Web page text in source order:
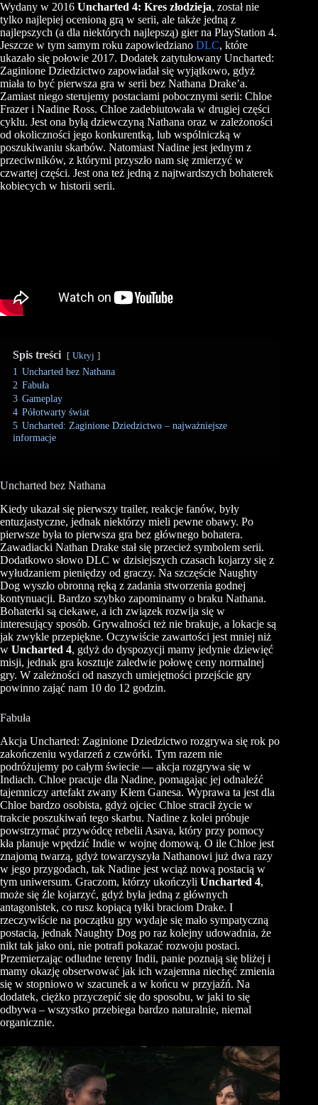
Wydany w 2016 Uncharted 4: Kres złodzieja, został nie
tylko najlepiej ocenioną grą w serii, ale także jedną z
najlepszych (a dla niektórych najlepszą) gier na PlayStation 4.
Jeszcze w tym samym roku zapowiedziano DLC, które
ukazało się połowie 2017. Dodatek zatytułowany Uncharted:
Zaginione Dziedzictwo zapowiadał się wyjątkowo, gdyż
miała to być pierwsza gra w serii bez Nathana Drake’a.
Zamiast niego sterujemy postaciami pobocznymi serii: Chloe
Frazer i Nadine Ross. Chloe zadebiutowała w drugiej części
cyklu. Jest ona byłą dziewczyną Nathana oraz w zależoności
od okoliczności jego konkurentką, lub wspólniczką w
poszukiwaniu skarbów. Natomiast Nadine jest jednym z
przeciwników, z którymi przyszło nam się zmierzyć w
czwartej części. Jest ona też jedną z najtwardszych bohaterek
kobiecych w historii serii.
Spis treści Ukryj
1 Uncharted bez Nathana
2 Fabuła
3 Gameplay
4 Półotwarty świat
5 Uncharted: Zaginione Dziedzictwo – najważniejsze
informacje
Uncharted bez Nathana
Kiedy ukazał się pierwszy trailer, reakcje fanów, były
entuzjastyczne, jednak niektórzy mieli pewne obawy. Po
pierwsze była to pierwsza gra bez głównego bohatera.
Zawadiacki Nathan Drake stał się przecież symbolem serii.
Dodatkowo słowo DLC w dzisiejszych czasach kojarzy się z
wyłudzaniem pieniędzy od graczy. Na szczęście Naughty
Dog wyszło obronną ręką z zadania stworzenia godnej
kontynuacji. Bardzo szybko zapominamy o braku Nathana.
Bohaterki są ciekawe, a ich związek rozwija się w
interesujący sposób. Grywalności też nie brakuje, a lokacje są
jak zwykle przepiękne. Oczywiście zawartości jest mniej niż
w Uncharted 4, gdyż do dyspozycji mamy jedynie dziewięć
misji, jednak gra kosztuje zaledwie połowę ceny normalnej
gry. W zależności od naszych umiejętności przejście gry
powinno zająć nam 10 do 12 godzin.
Fabuła
Akcja Uncharted: Zaginione Dziedzictwo rozgrywa się rok po
zakończeniu wydarzeń z czwórki. Tym razem nie
podróżujemy po całym świecie — akcja rozgrywa się w
Indiach. Chloe pracuje dla Nadine, pomagając jej odnaleźć
tajemniczy artefakt zwany Kłem Ganesa. Wyprawa ta jest dla
Chloe bardzo osobista, gdyż ojciec Chloe stracił życie w
trakcie poszukiwań tego skarbu. Nadine z kolei próbuje
powstrzymać przywódcę rebelii Asava, który przy pomocy
kła planuje wpędzić Indie w wojnę domową. O ile Chloe jest
znajomą twarzą, gdyż towarzyszyła Nathanowi już dwa razy
w jego przygodach, tak Nadine jest wciąż nową postacią w
tym uniwersum. Graczom, którzy ukończyli Uncharted 4,
może się źle kojarzyć, gdyż była jedną z głównych
antagonistek, co rusz kopiącą tyłki braciom Drake. I
rzeczywiście na początku gry wydaje się mało sympatyczną
postacią, jednak Naughty Dog po raz kolejny udowadnia, że
nikt tak jako oni, nie potrafi pokazać rozwoju postaci.
Przemierzając odludne tereny Indii, panie poznają się bliżej i
mamy okazję obserwować jak ich wzajemna niechęć zmienia
się w stopniowo w szacunek a w końcu w przyjaźń. Na
dodatek, ciężko przyczepić się do sposobu, w jaki to się
odbywa – wszystko przebiega bardzo naturalnie, niemal
organicznie.